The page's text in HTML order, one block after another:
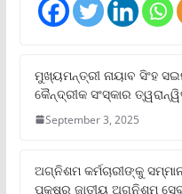
ମୁଖ୍ୟମନ୍ତ୍ରୀ ନାୟାବ ସିଂହ
କୈନ୍ଦ୍ରୀକ ସଂସ୍କାର
September 3, 2025
ଅଗ୍ନିଶମ କର୍ମଚାରୀଙ୍କୁ
ପକ୍ଷରୁ ଜାତୀୟ ଅଗ୍ନିଶମ